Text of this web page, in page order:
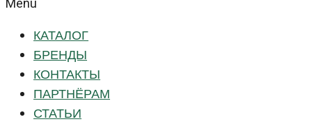
Menu
КАТАЛОГ
БРЕНДЫ
КОНТАКТЫ
ПАРТНЁРАМ
СТАТЬИ